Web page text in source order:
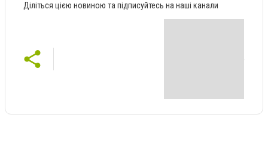
Діліться цією новиною та підписуйтесь на наші канали